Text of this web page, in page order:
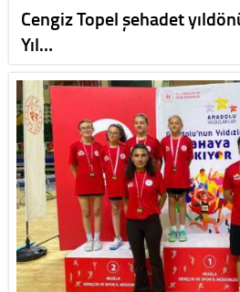
Cengiz Topel şehadet
Yıl…